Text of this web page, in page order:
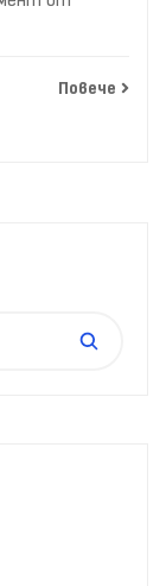
Повече